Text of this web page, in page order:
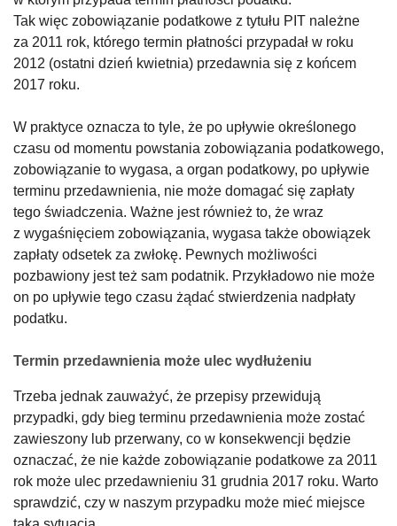
Tak więc zobowiązanie podatkowe z tytułu PIT należne
za 2011 rok, którego termin płatności przypadał w roku
2012 (ostatni dzień kwietnia) przedawnia się z końcem
2017 roku.
W praktyce oznacza to tyle, że po upływie określonego
czasu od momentu powstania zobowiązania podatkowego,
zobowiązanie to wygasa, a organ podatkowy, po upływie
terminu przedawnienia, nie może domagać się zapłaty
tego świadczenia. Ważne jest również to, że wraz
z wygaśnięciem zobowiązania, wygasa także obowiązek
zapłaty odsetek za zwłokę. Pewnych możliwości
pozbawiony jest też sam podatnik. Przykładowo nie może
on po upływie tego czasu żądać stwierdzenia nadpłaty
podatku.
Termin przedawnienia może ulec wydłużeniu
Trzeba jednak zauważyć, że przepisy przewidują
przypadki, gdy bieg terminu przedawnienia może zostać
zawieszony lub przerwany, co w konsekwencji będzie
oznaczać, że nie każde zobowiązanie podatkowe za 2011
rok może ulec przedawnieniu 31 grudnia 2017 roku. Warto
sprawdzić, czy w naszym przypadku może mieć miejsce